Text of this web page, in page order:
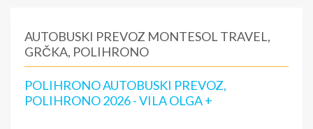
AUTOBUSKI PREVOZ MONTESOL TRAVEL,
GRČKA, POLIHRONO
POLIHRONO AUTOBUSKI PREVOZ,
POLIHRONO 2026 - VILA OLGA +